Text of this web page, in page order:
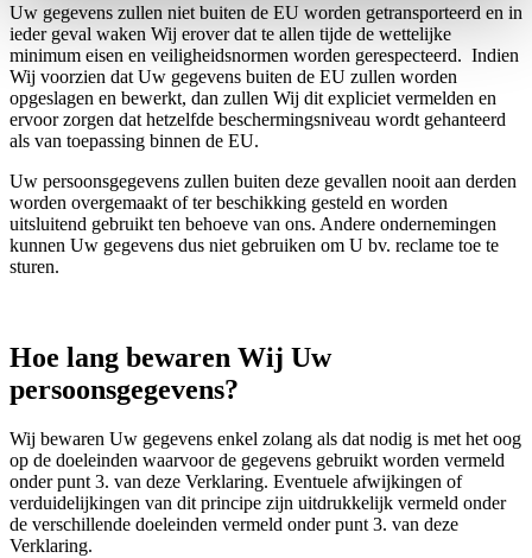
Uw gegevens zullen niet buiten de EU worden getransporteerd en in
ieder geval waken Wij erover dat te allen tijde de wettelijke
minimum eisen en veiligheidsnormen worden gerespecteerd. Indien
Wij voorzien dat Uw gegevens buiten de EU zullen worden
opgeslagen en bewerkt, dan zullen Wij dit expliciet vermelden en
ervoor zorgen dat hetzelfde beschermingsniveau wordt gehanteerd
als van toepassing binnen de EU.
Uw persoonsgegevens zullen buiten deze gevallen nooit aan derden
worden overgemaakt of ter beschikking gesteld en worden
uitsluitend gebruikt ten behoeve van ons. Andere ondernemingen
kunnen Uw gegevens dus niet gebruiken om U bv. reclame toe te
sturen.
Hoe lang bewaren Wij Uw
persoonsgegevens?
Wij bewaren Uw gegevens enkel zolang als dat nodig is met het oog
op de doeleinden waarvoor de gegevens gebruikt worden vermeld
onder punt 3. van deze Verklaring. Eventuele afwijkingen of
verduidelijkingen van dit principe zijn uitdrukkelijk vermeld onder
de verschillende doeleinden vermeld onder punt 3. van deze
Verklaring.